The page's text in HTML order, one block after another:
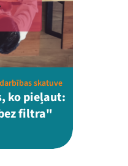
skatuve
ko pieļaut:
filtra"